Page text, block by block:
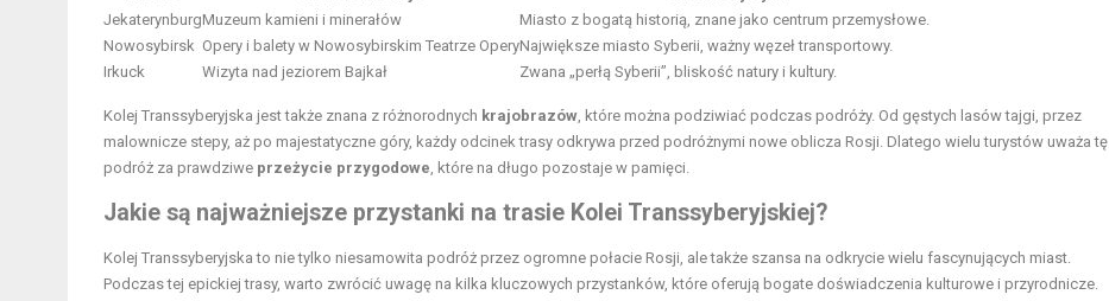
JekaterynburgMuzeum kamieni i minerałów
Miasto z bogatą historią, znane jako centrum przemysłowe.
Nowosybirsk Opery i balety w Nowosybirskim Teatrze OperyNajwiększe miasto Syberii, ważny węzeł transportowy.
Irkuck
Wizyta nad jeziorem Bajkał Zwana „perłą Syberii”, bliskość natury i kultury.
Kolej Transsyberyjska jest także znana z różnorodnych krajobrazów , które można podziwiać podczas podróży. Od gęstych lasów tajgi, przez
malownicze stepy, aż po majestatyczne góry, każdy odcinek trasy odkrywa przed podróżnymi nowe oblicza Rosji. Dlatego wielu turystów uważa tę
podróż za prawdziwe przeżycie przygodowe , które na długo pozostaje w pamięci.
Jakie są najważniejsze przystanki na trasie Kolei Transsyberyjskiej?
Kolej Transsyberyjska to nie tylko niesamowita podróż przez ogromne połacie Rosji, ale także szansa na odkrycie wielu fascynujących miast.
Podczas tej epickiej trasy, warto zwrócić uwagę na kilka kluczowych przystanków, które oferują bogate doświadczenia kulturowe i przyrodnicze.